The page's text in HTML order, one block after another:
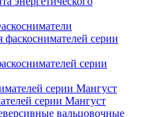
серии
серии Мангуст